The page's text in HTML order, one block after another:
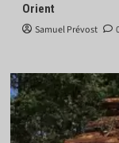
Orient
Samuel Prévost